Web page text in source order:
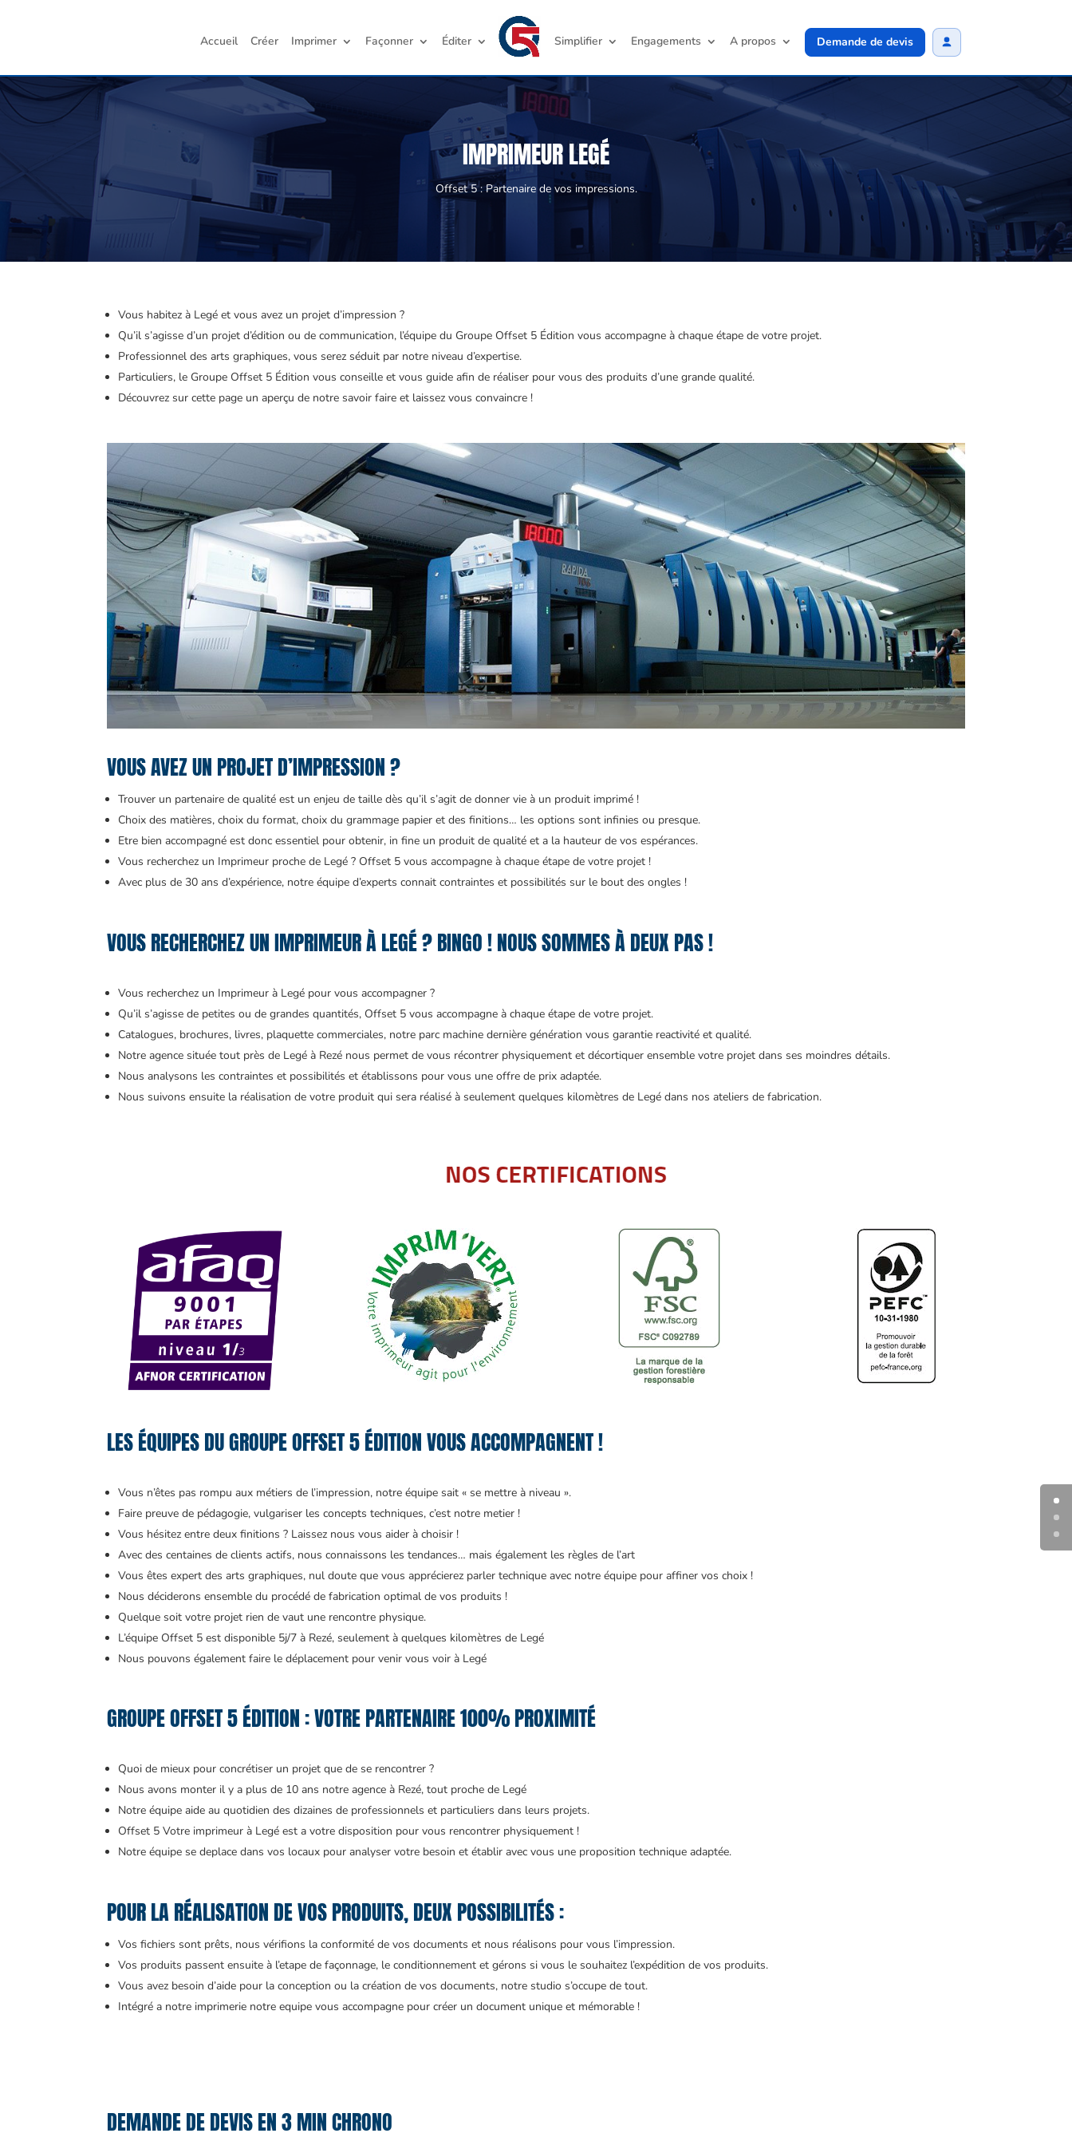
Accueil Créer Imprimer Façonner Éditer Simplifier Engagements A propos Demande de devis
IMPRIMEUR LEGÉ
Offset 5 : Partenaire de vos impressions.
Vous habitez à Legé et vous avez un projet d’impression ?
Qu’il s’agisse d’un projet d’édition ou de communication, l’équipe du Groupe Offset 5 Édition vous accompagne à chaque étape de votre projet.
Professionnel des arts graphiques, vous serez séduit par notre niveau d’expertise.
Particuliers, le Groupe Offset 5 Édition vous conseille et vous guide afin de réaliser pour vous des produits d’une grande qualité.
Découvrez sur cette page un aperçu de notre savoir faire et laissez vous convaincre !
VOUS AVEZ UN PROJET D’IMPRESSION ?
Trouver un partenaire de qualité est un enjeu de taille dès qu’il s’agit de donner vie à un produit imprimé !
Choix des matières, choix du format, choix du grammage papier et des finitions… les options sont infinies ou presque.
Etre bien accompagné est donc essentiel pour obtenir, in fine un produit de qualité et a la hauteur de vos espérances.
Vous recherchez un Imprimeur proche de Legé ? Offset 5 vous accompagne à chaque étape de votre projet !
Avec plus de 30 ans d’expérience, notre équipe d’experts connait contraintes et possibilités sur le bout des ongles !
VOUS RECHERCHEZ UN IMPRIMEUR À LEGÉ ? BINGO ! NOUS SOMMES À DEUX PAS !
Vous recherchez un Imprimeur à Legé pour vous accompagner ?
Qu’il s’agisse de petites ou de grandes quantités, Offset 5 vous accompagne à chaque étape de votre projet.
Catalogues, brochures, livres, plaquette commerciales, notre parc machine dernière génération vous garantie reactivité et qualité.
Notre agence située tout près de Legé à Rezé nous permet de vous récontrer physiquement et décortiquer ensemble votre projet dans ses moindres détails.
Nous analysons les contraintes et possibilités et établissons pour vous une offre de prix adaptée.
Nous suivons ensuite la réalisation de votre produit qui sera réalisé à seulement quelques kilomètres de Legé dans nos ateliers de fabrication.
LES ÉQUIPES DU GROUPE OFFSET 5 ÉDITION VOUS ACCOMPAGNENT !
Vous n’êtes pas rompu aux métiers de l’impression, notre équipe sait « se mettre à niveau ».
Faire preuve de pédagogie, vulgariser les concepts techniques, c’est notre metier !
Vous hésitez entre deux finitions ? Laissez nous vous aider à choisir !
Avec des centaines de clients actifs, nous connaissons les tendances… mais également les règles de l’art
Vous êtes expert des arts graphiques, nul doute que vous apprécierez parler technique avec notre équipe pour affiner vos choix !
Nous déciderons ensemble du procédé de fabrication optimal de vos produits !
Quelque soit votre projet rien de vaut une rencontre physique.
L’équipe Offset 5 est disponible 5j/7 à Rezé, seulement à quelques kilomètres de Legé
Nous pouvons également faire le déplacement pour venir vous voir à Legé
GROUPE OFFSET 5 ÉDITION : VOTRE PARTENAIRE 100% PROXIMITÉ
Quoi de mieux pour concrétiser un projet que de se rencontrer ?
Nous avons monter il y a plus de 10 ans notre agence à Rezé, tout proche de Legé
Notre équipe aide au quotidien des dizaines de professionnels et particuliers dans leurs projets.
Offset 5 Votre imprimeur à Legé est a votre disposition pour vous rencontrer physiquement !
Notre équipe se deplace dans vos locaux pour analyser votre besoin et établir avec vous une proposition technique adaptée.
POUR LA RÉALISATION DE VOS PRODUITS, DEUX POSSIBILITÉS :
Vos fichiers sont prêts, nous vérifions la conformité de vos documents et nous réalisons pour vous l’impression.
Vos produits passent ensuite à l’etape de façonnage, le conditionnement et gérons si vous le souhaitez l’expédition de vos produits.
Vous avez besoin d’aide pour la conception ou la création de vos documents, notre studio s’occupe de tout.
Intégré a notre imprimerie notre equipe vous accompagne pour créer un document unique et mémorable !
DEMANDE DE DEVIS EN 3 MIN CHRONO